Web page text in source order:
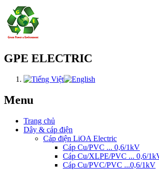
GPE ELECTRIC
Menu
Trang chủ
Dây & cáp điện
Cáp điện LiOA Electric
Cáp Cu/PVC ... 0,6/1kV
Cáp Cu/XLPE/PVC ... 0,6/
Cáp Cu/PVC/PVC ...0,6/1kV